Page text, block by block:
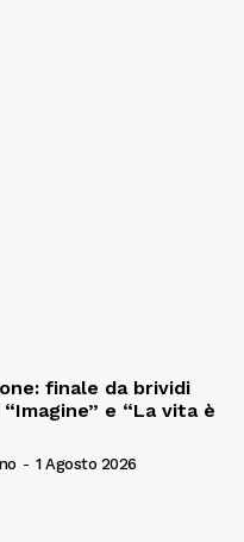
finale da brividi
e “La vita è
- 1 Agosto 2026